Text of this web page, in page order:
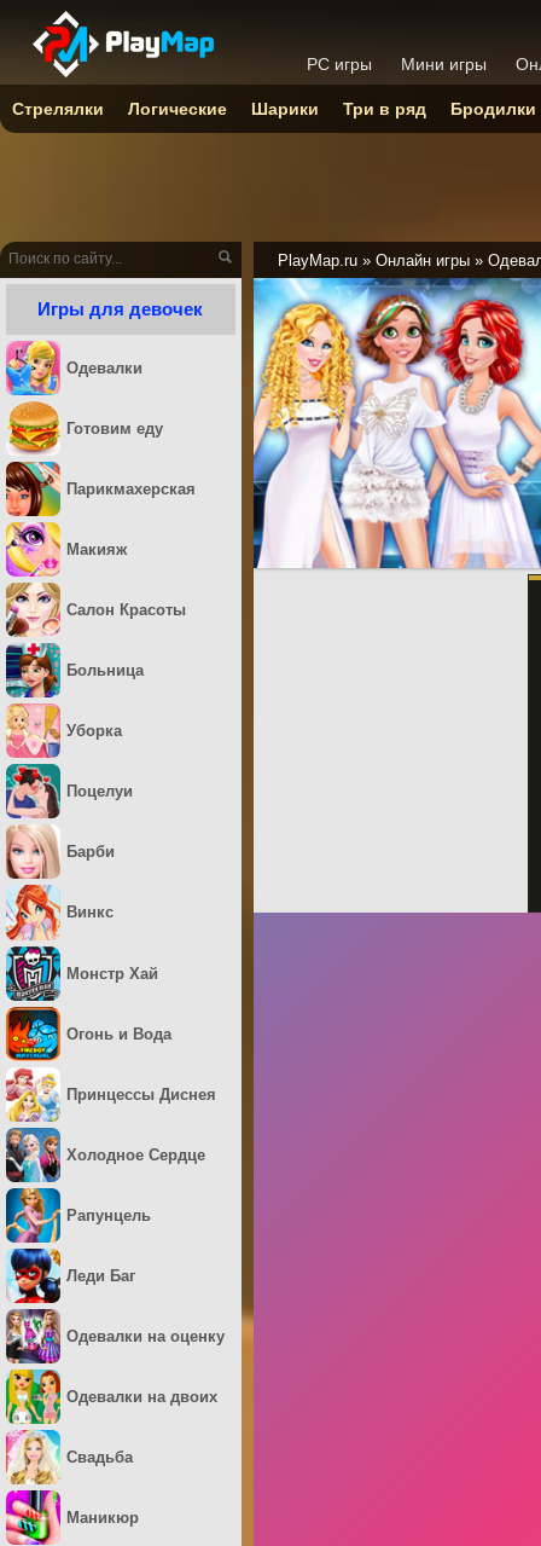
PlayMap.ru » Онлайн игры »
Игры для девочек
Одевалки
Готовим еду
Парикмахерская
Макияж
Салон Красоты
Больница
Уборка
Поцелуи
Барби
Винкс
Монстр Хай
Огонь и Вода
Принцессы Диснея
Холодное Сердце
Рапунцель
Леди Баг
Одевалки на оценку
Одевалки на двоих
Свадьба
Маникюр
PC игры Мини игры
Стрелялки Логические Шарики Три в ряд Бродилки